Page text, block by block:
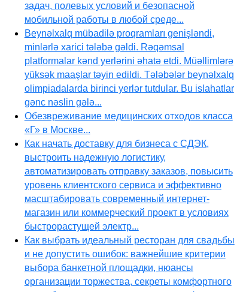
задач, полевых условий и безопасной
мобильной работы в любой среде...
Beynəlxalq mübadilə proqramları genişləndi,
minlərlə xarici tələbə gəldi. Rəqəmsal
platformalar kənd yerlərini əhatə etdi. Müəllimlərə
yüksək maaşlar təyin edildi. Tələbələr beynəlxalq
olimpiadalarda birinci yerlər tutdular. Bu islahatlar
gənc nəslin gələ...
Обезвреживание медицинских отходов класса
«Г» в Москве...
Как начать доставку для бизнеса с СДЭК,
выстроить надежную логистику,
автоматизировать отправку заказов, повысить
уровень клиентского сервиса и эффективно
масштабировать современный интернет-
магазин или коммерческий проект в условиях
быстрорастущей электр...
Как выбрать идеальный ресторан для свадьбы
и не допустить ошибок: важнейшие критерии
выбора банкетной площадки, нюансы
организации торжества, секреты комфортного